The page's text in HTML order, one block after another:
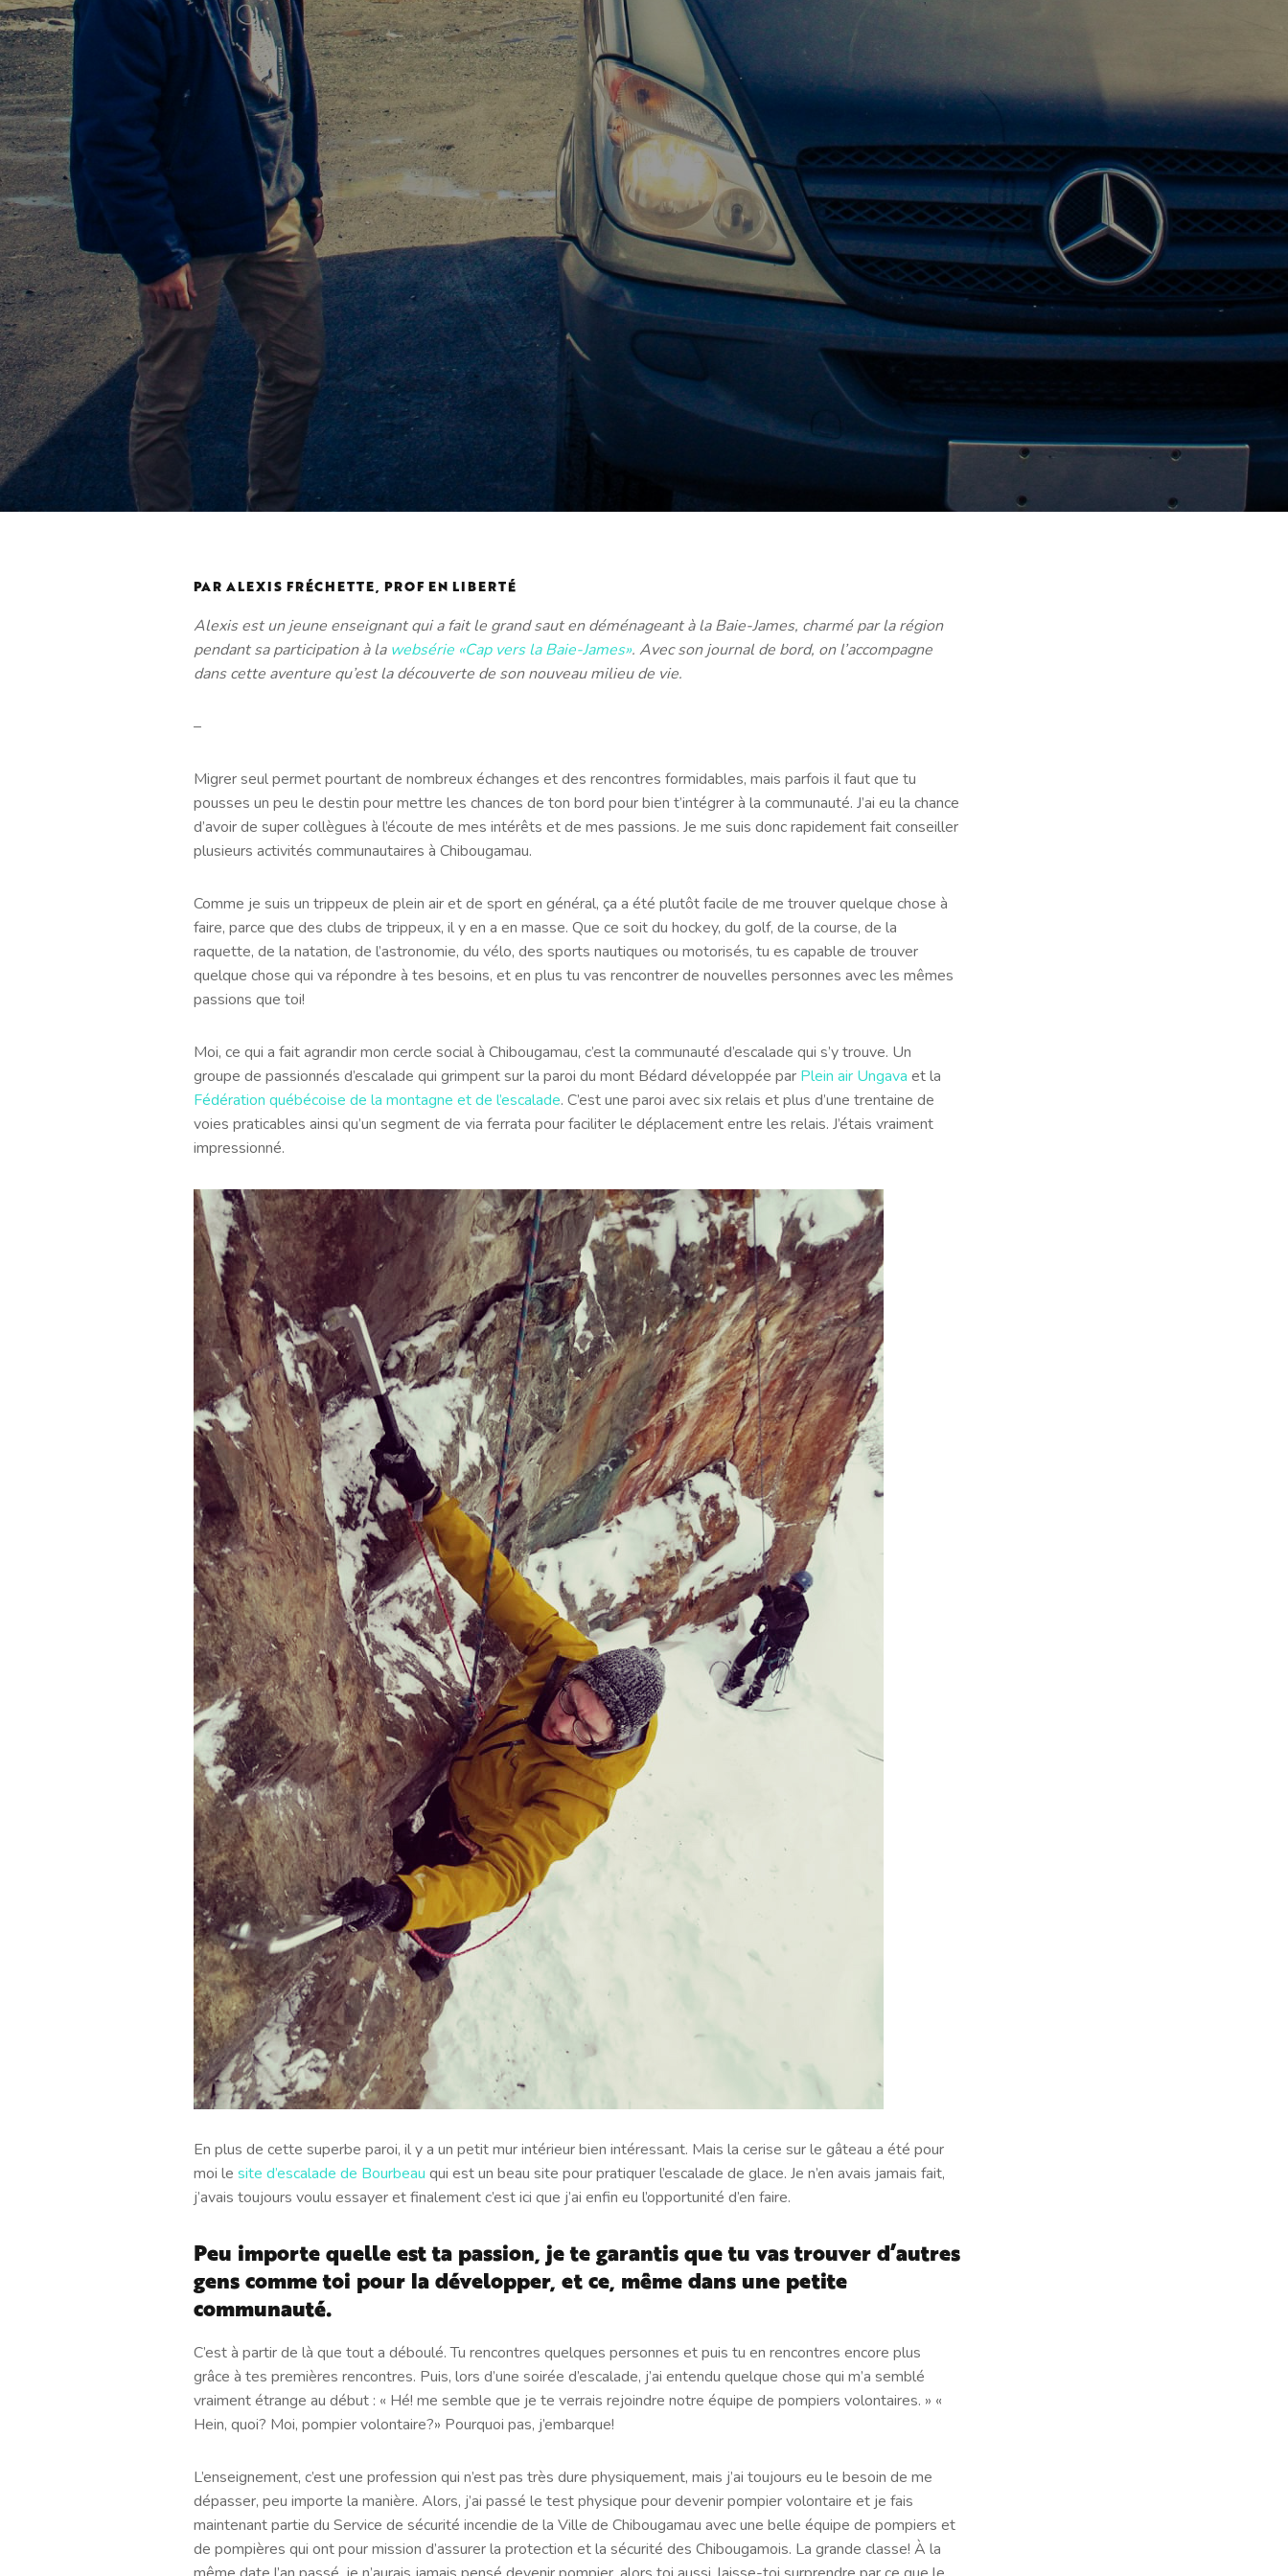
PAR ALEXIS FRÉCHETTE, PROF EN LIBERTÉ
Alexis est un jeune enseignant qui a fait le grand saut en déménageant à la Baie-James, charmé par la région
pendant sa participation à la websérie «Cap vers la Baie-James». Avec son journal de bord, on l’accompagne
dans cette aventure qu’est la découverte de son nouveau milieu de vie.
–
Migrer seul permet pourtant de nombreux échanges et des rencontres formidables, mais parfois il faut que tu
pousses un peu le destin pour mettre les chances de ton bord pour bien t’intégrer à la communauté. J’ai eu la chance
d’avoir de super collègues à l’écoute de mes intérêts et de mes passions. Je me suis donc rapidement fait conseiller
plusieurs activités communautaires à Chibougamau.
Comme je suis un trippeux de plein air et de sport en général, ça a été plutôt facile de me trouver quelque chose à
faire, parce que des clubs de trippeux, il y en a en masse. Que ce soit du hockey, du golf, de la course, de la
raquette, de la natation, de l’astronomie, du vélo, des sports nautiques ou motorisés, tu es capable de trouver
quelque chose qui va répondre à tes besoins, et en plus tu vas rencontrer de nouvelles personnes avec les mêmes
passions que toi!
Moi, ce qui a fait agrandir mon cercle social à Chibougamau, c’est la communauté d’escalade qui s’y trouve. Un
groupe de passionnés d’escalade qui grimpent sur la paroi du mont Bédard développée par Plein air Ungava et la
Fédération québécoise de la montagne et de l’escalade. C’est une paroi avec six relais et plus d’une trentaine de
voies praticables ainsi qu’un segment de via ferrata pour faciliter le déplacement entre les relais. J’étais vraiment
impressionné.
En plus de cette superbe paroi, il y a un petit mur intérieur bien intéressant. Mais la cerise sur le gâteau a été pour
moi le site d’escalade de Bourbeau qui est un beau site pour pratiquer l’escalade de glace. Je n’en avais jamais fait,
j’avais toujours voulu essayer et finalement c’est ici que j’ai enfin eu l’opportunité d’en faire.
Peu importe quelle est ta passion, je te garantis que tu vas trouver d’autres
gens comme toi pour la développer, et ce, même dans une petite
communauté.
C’est à partir de là que tout a déboulé. Tu rencontres quelques personnes et puis tu en rencontres encore plus
grâce à tes premières rencontres. Puis, lors d’une soirée d’escalade, j’ai entendu quelque chose qui m’a semblé
vraiment étrange au début : « Hé! me semble que je te verrais rejoindre notre équipe de pompiers volontaires. » «
Hein, quoi? Moi, pompier volontaire?» Pourquoi pas, j’embarque!
L’enseignement, c’est une profession qui n’est pas très dure physiquement, mais j’ai toujours eu le besoin de me
dépasser, peu importe la manière. Alors, j’ai passé le test physique pour devenir pompier volontaire et je fais
maintenant partie du Service de sécurité incendie de la Ville de Chibougamau avec une belle équipe de pompiers et
de pompières qui ont pour mission d’assurer la protection et la sécurité des Chibougamois. La grande classe! À la